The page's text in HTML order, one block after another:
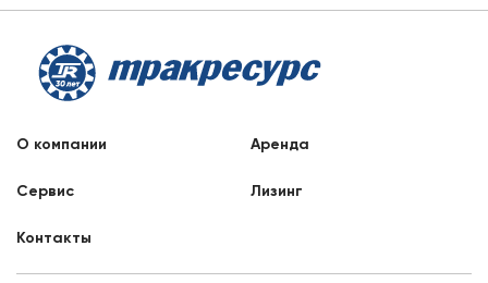
О компании Аренда
Сервис Лизинг
Контакты